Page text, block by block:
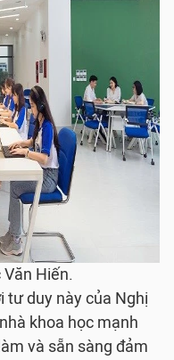
Hiến.
tư duy này của Nghị
khoa học mạnh
và sẵn sàng đảm